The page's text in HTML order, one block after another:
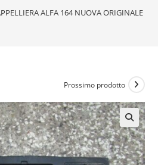
ALFA 164 NUOVA ORIGINALE
Prossimo prodotto